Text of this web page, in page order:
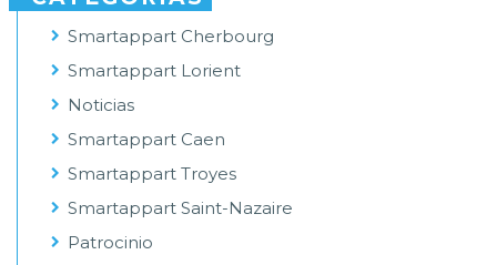
Smartappart Cherbourg
Smartappart Lorient
Noticias
Smartappart Caen
Smartappart Troyes
Smartappart Saint-Nazaire
Patrocinio